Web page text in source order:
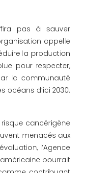
pas à sauver
appelle
la production
pour respecter,
la communauté
océans d’ici 2030.
risque cancérigène
menacés aux
l’Agence
pourrait